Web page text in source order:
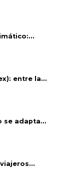
entre la...
se adapta...